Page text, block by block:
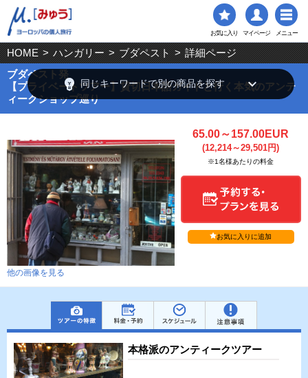
お気に入り マイページ メニュー
HOME > ハンガリー > ブダペスト > 詳細ページ
ブダペスト発
【プライベートツアー】貸切日本語ガイドと行く本気のアンテ
ィークショップ巡り
他の画像を見る
65.00～157.00EUR
(12,214～29,501円)
※1名様あたりの料金
お気に入りに追加
本格派のアンティークツアー
emoji_objects 同じキーワードで別の商品を探すkeyboard_arrow_down